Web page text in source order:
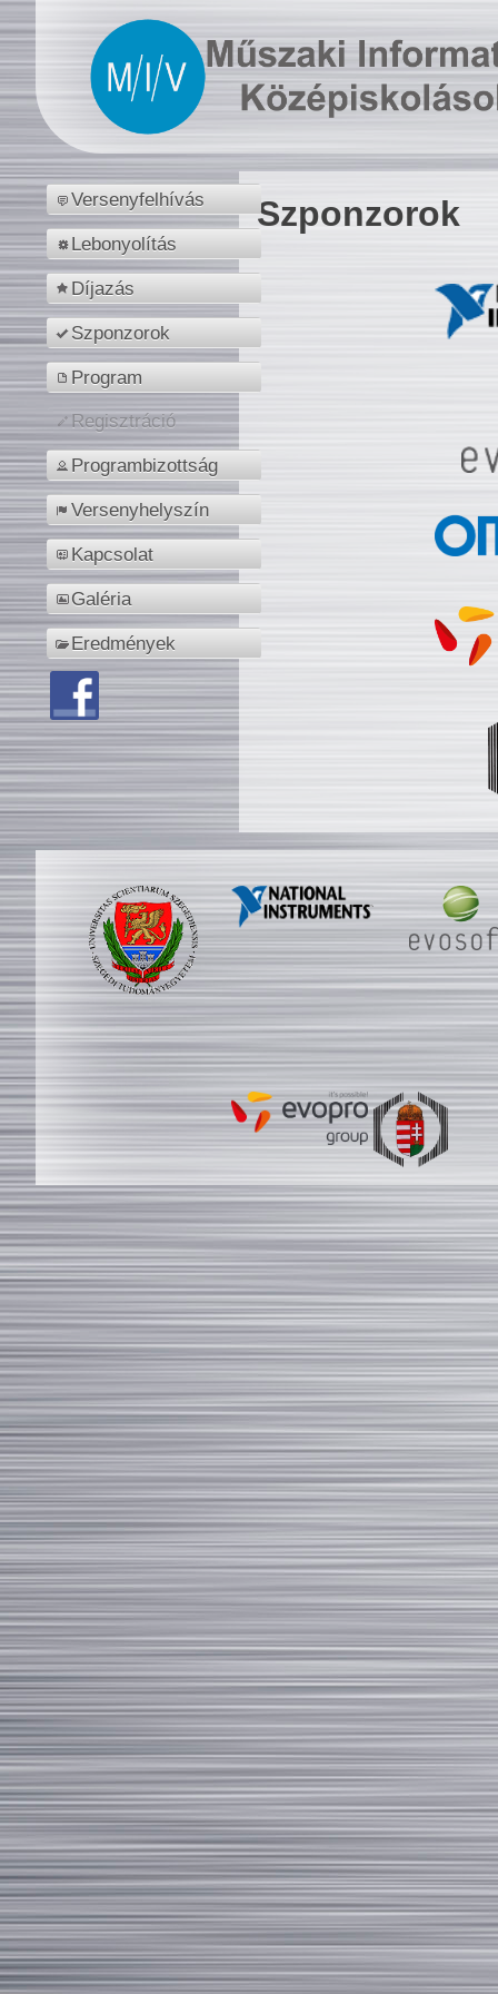
Versenyfelhívás
Lebonyolítás
Díjazás
Szponzorok
Program
Regisztráció
Programbizottság
Versenyhelyszín
Kapcsolat
Galéria
Eredmények
Szponzorok